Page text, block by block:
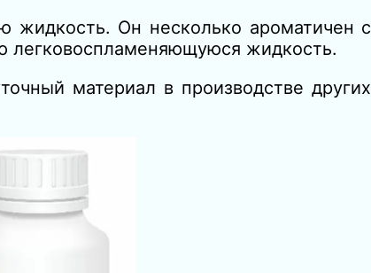
жидкость. Он несколько ароматичен с
легковоспламеняющуюся жидкость.
материал в производстве других